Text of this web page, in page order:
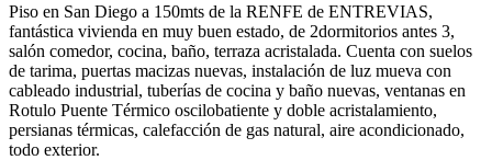
Piso en San Diego a 150mts de la RENFE de ENTREVIAS,
fantástica vivienda en muy buen estado, de 2dormitorios antes 3,
salón comedor, cocina, baño, terraza acristalada. Cuenta con suelos
de tarima, puertas macizas nuevas, instalación de luz mueva con
cableado industrial, tuberías de cocina y baño nuevas, ventanas en
Rotulo Puente Térmico oscilobatiente y doble acristalamiento,
persianas térmicas, calefacción de gas natural, aire acondicionado,
todo exterior.